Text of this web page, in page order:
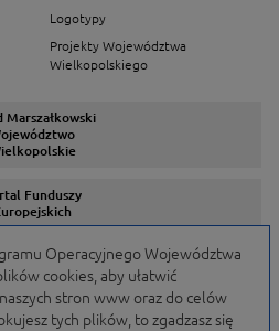
Logotypy
Projekty Województwa
Wielkopolskiego
Marszałkowski
Funduszy
Programów
Operacyjnego Województwa
cookies, aby ułatwić
stron www oraz do celów
tych plików, to zgadzasz się